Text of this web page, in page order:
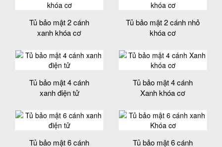
Tủ bảo mật 2 cánh
xanh khóa cơ
Tủ bảo mật 2 cánh nhỏ
khóa cơ
Tủ bảo mật 4 cánh
xanh điện tử
Tủ bảo mật 4 cánh
Xanh khóa cơ
Tủ bảo mật 6 cánh
Tủ bảo mật 6 cánh